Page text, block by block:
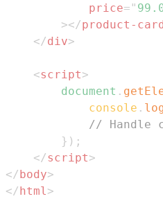
price= "
></product-card
</div>
<script>
document .
console .
// Handle
} ) ;
</script>
</body>
</html >